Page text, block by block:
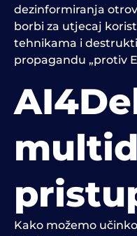
dezinformiranja
borbi za utjecaj
tehnikama i
propagandu „protiv
Kako možemo